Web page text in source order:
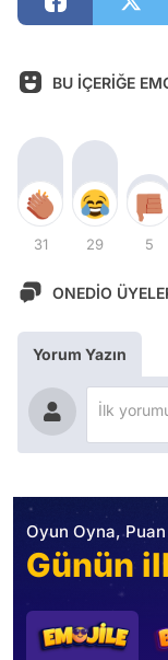
BU İÇERİĞE
31 29 5
ONEDİO
Yorum Yazın
Oyun Oyna,
Günün